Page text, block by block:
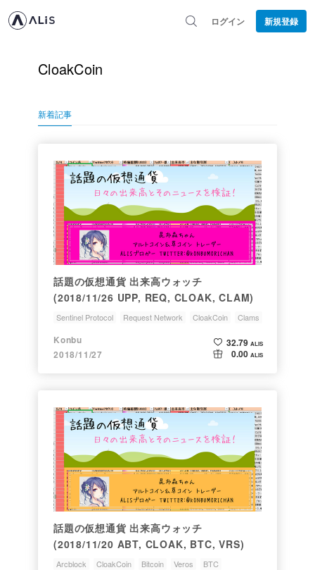
ログイン 新規登録
CloakCoin
新着記事
話題の仮想通貨 出来高ウォッチ
(2018/11/26 UPP, REQ, CLOAK, CLAM)
Sentinel Protocol Request Network CloakCoin
Clams
CLAM
Konbu
2018/11/27
32.79 ALIS
0.00 ALIS
話題の仮想通貨 出来高ウォッチ
(2018/11/20 ABT, CLOAK, BTC, VRS)
Arcblock CloakCoin Bitcoin Veros BTC